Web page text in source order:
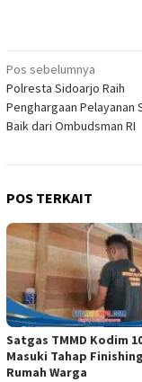
Navigasi
pos
Pos sebelumnya
Polresta Sidoarjo Raih
Penghargaan Pelayanan
Baik dari Ombudsman RI
POS TERKAIT
Satgas TMMD Kodim
Masuki Tahap
Rumah Warga